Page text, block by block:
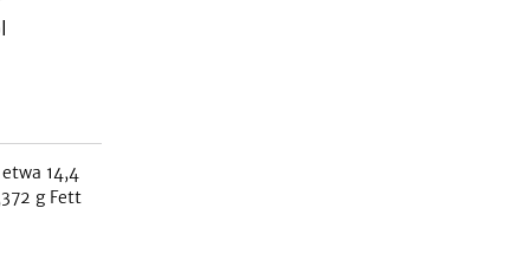
14,4
g Fett